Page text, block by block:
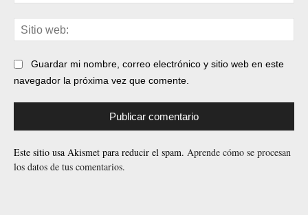
Guardar mi nombre, correo electrónico y sitio web en este
navegador la próxima vez que comente.
Este sitio usa Akismet para reducir el spam. Aprende cómo se procesan
los datos de tus comentarios.